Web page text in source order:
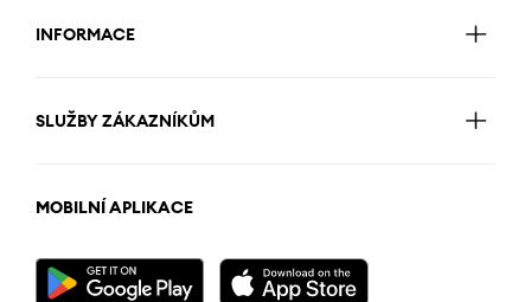
INFORMACE
SLUŽBY ZÁKAZNÍKŮM
MOBILNÍ APLIKACE